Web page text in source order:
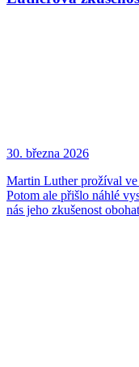
30. března 2026
Martin Luther prožíval
Potom ale přišlo náhlé
nás jeho zkušenost